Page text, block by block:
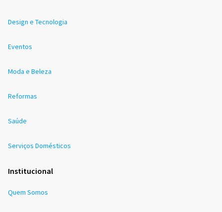
Design e Tecnologia
Eventos
Moda e Beleza
Reformas
Saúde
Serviços Domésticos
Institucional
Quem Somos